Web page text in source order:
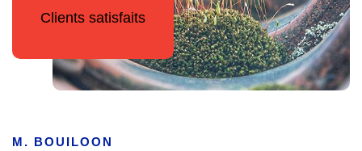
Clients satisfaits
M. BOUILOON